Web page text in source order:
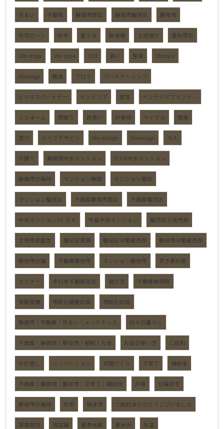
住まい 不動産 静岡市葵区 静岡市駿河区 藤枝市
住宅ローン 独学 整える 断捨離 土地選び 優先順位
life-stage life-style JOY 装い 服装 lifestyle
lifestage 精油 アロマ パートナーシップ
ビジネスパートナー インテリア 家具 インテリアプランナ―
リフォーム 間取り 色使い お客様 サイクル 健康
遊び ライフデザイン life-design lifedesign 大人
戸建て 静岡市中古マンション 3LDK中古マンション
静岡市分譲地 マンション静岡 マンション葵区
マンション駿河区 不動産静岡市葵区 不動産駿河区
中古マンション3ＬＤＫ 中島中古マンション 駿河区土地売却
土地売却査定 駿河区賃貸 駿河区不動産売却 藤枝市不動産売却
藤枝市分譲 不動産藤枝市 マンション藤枝市 空き家対策
セミナー 全日本不動産協会 選び方 不動産取得税
家庭菜園 市街化調整区域 市街化区域
静岡市｜不動産｜住まい｜メンテナンス 日々の暮らし
不動産｜静岡市｜藤枝市｜相続｜お金 お金の使い方 ご成約
お引渡し リノベーション 空間づくり 子育て 補助金
不動産｜静岡市｜藤枝市｜子育て｜補助金 戸建 分譲住宅
藤枝市分譲地 住宅 焼津市 ご成約ありがとうございました
貸事務所 貸店舗 夏季休暇 夏休み お盆